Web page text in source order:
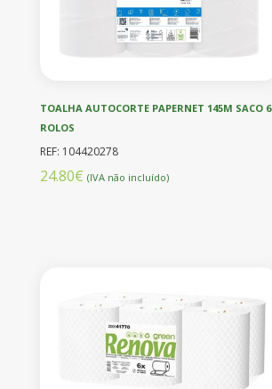
TOALHA AUTOCORTE PAPERNET 145M SACO 6
ROLOS
REF: 104420278
24.80€ (IVA não incluído)